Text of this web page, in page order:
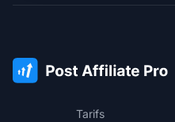
Tarifs